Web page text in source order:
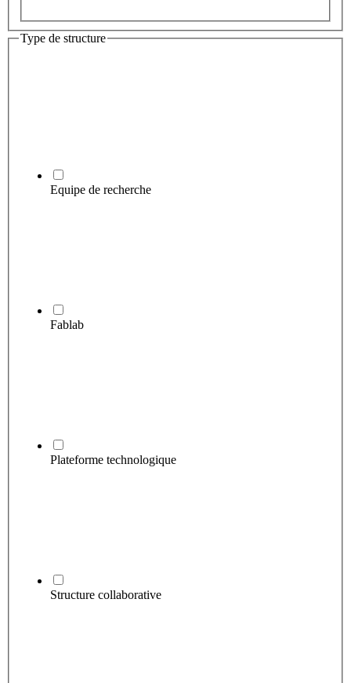
Type de structure
Equipe de recherche
Fablab
Plateforme technologique
Structure collaborative